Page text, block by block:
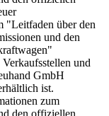
"Leitfaden über den
und den
und
GmbH
ist.
zum
den offiziellen